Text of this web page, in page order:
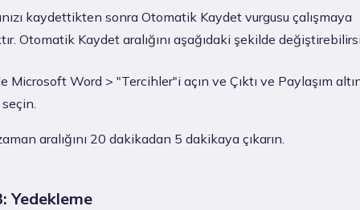
kaydettikten sonra Otomatik Kaydet vurgusu çalışmaya
Otomatik Kaydet aralığını aşağıdaki şekilde
Microsoft Word > "Tercihler"i açın ve Çıktı ve Paylaşım
aralığını 20 dakikadan 5 dakikaya çıkarın.
Yedekleme